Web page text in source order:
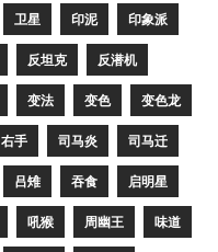
卫星 印泥 印象派
反坦克 反潜机
变法 变色 变色龙
右手 司马炎 司马迁
吕雉 吞食 启明星
吼猴 周幽王 味道